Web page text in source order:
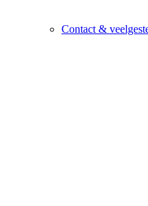
Contact &